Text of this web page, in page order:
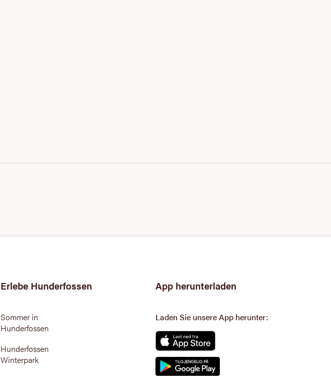
Erlebe Hunderfossen
Sommer in
Hunderfossen
Hunderfossen
Winterpark
App herunterladen
Laden Sie unsere App herunter: